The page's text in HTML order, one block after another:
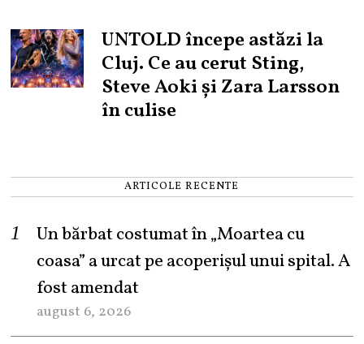
UNTOLD începe astăzi la
Cluj. Ce au cerut Sting,
Steve Aoki și Zara Larsson
în culise
ARTICOLE RECENTE
Un bărbat costumat în „Moartea cu
coasa” a urcat pe acoperișul unui spital. A
fost amendat
august 6, 2026